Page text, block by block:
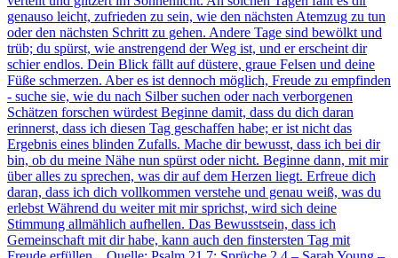
genauso leicht, zufrieden zu sein, wie den nächsten Atemzug zu tun
oder den nächsten Schritt zu gehen. Andere Tage sind bewölkt und
trüb; du spürst, wie anstrengend der Weg ist, und er erscheint dir
schier endlos. Dein Blick fällt auf düstere, graue Felsen und deine
Füße schmerzen. Aber es ist dennoch möglich, Freude zu empfinden
- suche sie, wie du nach Silber suchen oder nach verborgenen
Schätzen forschen würdest Beginne damit, dass du dich daran
erinnerst, dass ich diesen Tag geschaffen habe; er ist nicht das
Ergebnis eines blinden Zufalls. Mache dir bewusst, dass ich bei dir
bin, ob du meine Nähe nun spürst oder nicht. Beginne dann, mit mir
über alles zu sprechen, was dir auf dem Herzen liegt. Erfreue dich
daran, dass ich dich vollkommen verstehe und genau weiß, was du
erlebst Während du weiter mit mir sprichst, wird sich deine
Stimmung allmählich aufhellen. Das Bewusstsein, dass ich
Gemeinschaft mit dir habe, kann auch den finstersten Tag mit